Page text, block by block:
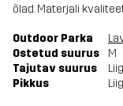
õlad. Materjali
Outdoor Parka
Ostetud suurus
M
Tajutav suurus
Pikkus